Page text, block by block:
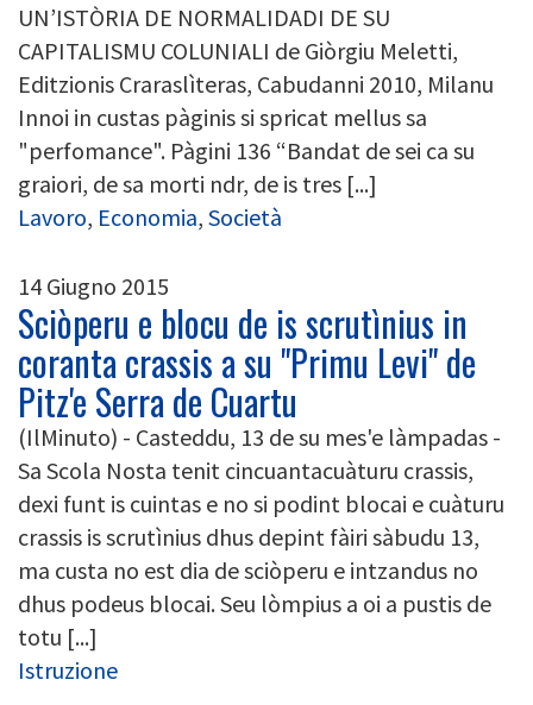
UN’ISTÒRIA DE NORMALIDADI DE SU
CAPITALISMU COLUNIALI de Giòrgiu Meletti,
Editzionis Craraslìteras, Cabudanni 2010, Milanu
Innoi in custas pàginis si spricat mellus sa
"perfomance". Pàgini 136 “Bandat de sei ca su
graiori, de sa morti ndr, de is tres [...]
Lavoro, Economia, Società
14 Giugno 2015
Sciòperu e blocu de is scrutìnius in
coranta crassis a su "Primu Levi" de
Pitz'e Serra de Cuartu
(IlMinuto) - Casteddu, 13 de su mes'e làmpadas -
Sa Scola Nosta tenit cincuantacuàturu crassis,
dexi funt is cuintas e no si podint blocai e cuàturu
crassis is scrutìnius dhus depint fàiri sàbudu 13,
ma custa no est dia de sciòperu e intzandus no
dhus podeus blocai. Seu lòmpius a oi a pustis de
totu [...]
Istruzione